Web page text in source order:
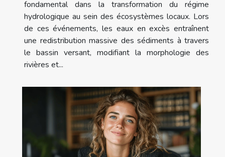
fondamental dans la transformation du régime
hydrologique au sein des écosystèmes locaux. Lors
de ces événements, les eaux en excès entraînent
une redistribution massive des sédiments à travers
le bassin versant, modifiant la morphologie des
rivières et...